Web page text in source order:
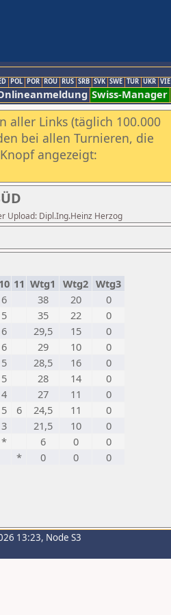
POL POR ROU RUS SRB SVK SWE TUR UKR VIE
Swiss-Manager
aller Links (täglich 100.000
bei allen Turnieren, die
angezeigt:
Upload: Dipl.Ing.Heinz Herzog
10 11 Wtg1 Wtg2 Wtg3
6 38 20
0
5 35 22
0
6 29,5 15
0
6 29 10
0
5 28,5 16
0
5 28 14
0
4 27 11
0
5 6 24,5 11
0
3 21,5 10
0
* 6 0
0
* 0 0
0
13:23, Node S3